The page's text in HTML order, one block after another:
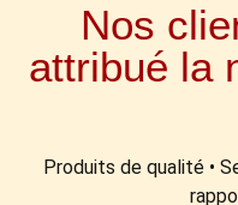
Nos
attribué la
Produits de qualité •